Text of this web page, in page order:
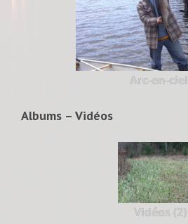
Arc-en-ciel
Albums – Vidéos
Vidéos (2)